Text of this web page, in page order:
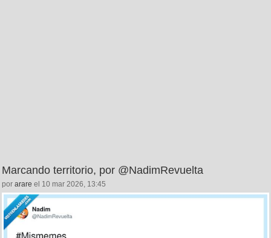
Marcando territorio, por @NadimRevuelta
por arare el 10 mar 2026, 13:45